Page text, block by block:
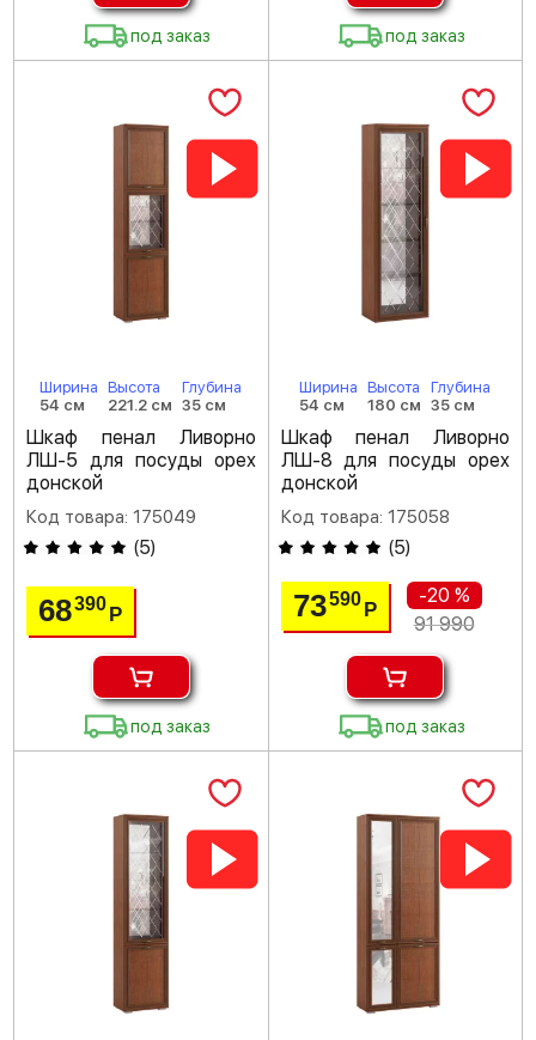
под заказ под заказ
Ширина
54 см
Высота
221.2 см
Глубина
35 см
Шкаф пенал Ливорно
ЛШ-5 для посуды орех
донской
Код товара: 175049
(5)
68390Р
под заказ
Ширина
54 см
Высота
180 см
Глубина
35 см
Шкаф пенал Ливорно
ЛШ-8 для посуды орех
донской
Код товара: 175058
(5)
73590 Р
-20 %
91 990
под заказ